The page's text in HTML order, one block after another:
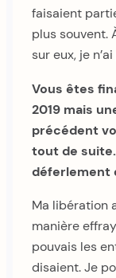
faisaient
plus souvent.
sur eux, je
Vous êtes
2019 mais
précédent
tout de
déferlement
Ma libération
manière
pouvais les
disaient. Je